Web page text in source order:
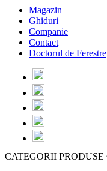
Magazin
Ghiduri
Companie
Contact
Doctorul de Ferestre
CATEGORII PRODUSE